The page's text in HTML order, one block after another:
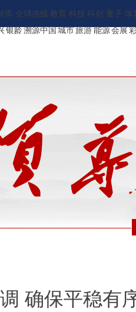
ENGLISH 新
库 全球连线 教育 科技 科创 量子 体
银龄溯源中国城市旅游能源会展
确保平稳有